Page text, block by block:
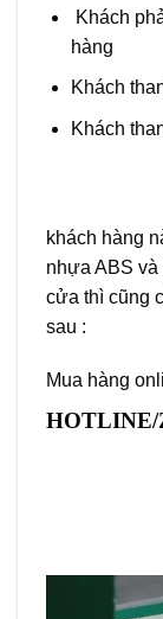
Khách
hàng
Khách
Khách
khách hàng
nhựa ABS
cửa thì cũng
sau :
Mua hàng